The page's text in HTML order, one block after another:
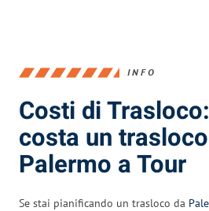
INFO
Costi di
costa un
Palermo a Tour
Se stai pianificando un trasloco da